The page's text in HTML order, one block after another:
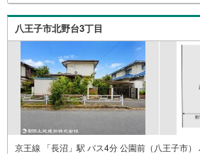
社へのご来社など、ご相談くだ
環境、お客様の希望に合わせた物
ます。お住まい探しは朝日土地
課にお任せください！
八王子市北野台3丁目
京王線 「長沼」駅 バス4分 公園前（八王子市